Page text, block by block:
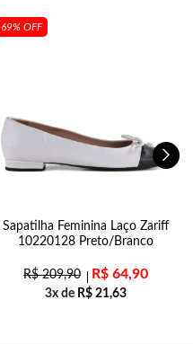
69% OFF
Sapatilha Feminina Laço Zariff
10220128 Preto/Branco
R$209,90 R$ 64,90
3x de R$ 21,63